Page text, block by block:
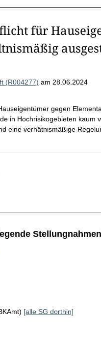
für
(R004277) am 28.06.2024
gegen
in Hochrisikogebieten kaum
eine verhätnismäßige
[alle SG dorthin]